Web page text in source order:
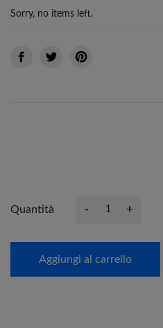
Sorry, no items left.
Quantità - +
Aggiungi al carrello